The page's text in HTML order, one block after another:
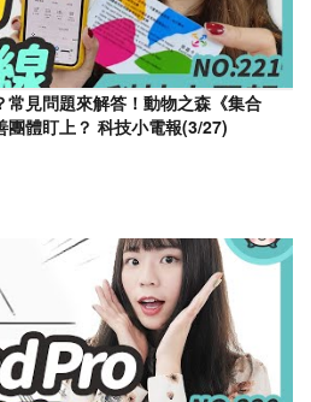
見問題來解答！動物之森《集合
體盯上？ 科技小電報(3/27)